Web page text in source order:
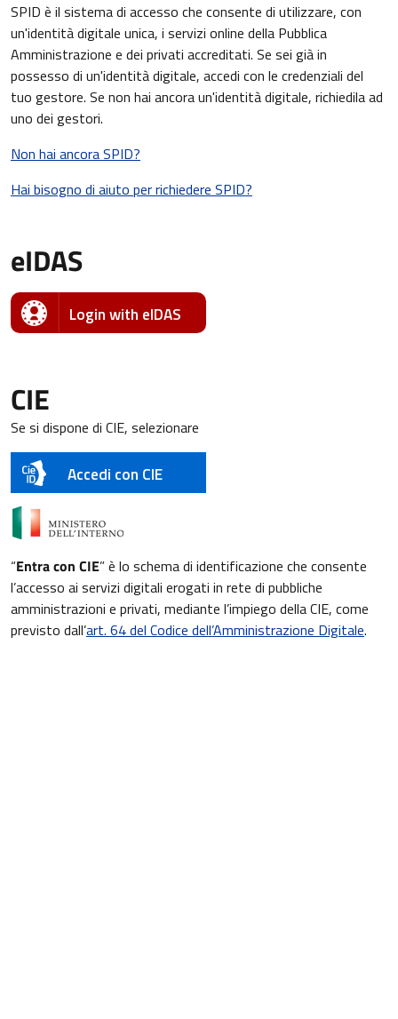
SPID è il sistema di accesso che consente di utilizzare, con
un'identità digitale unica, i servizi online della Pubblica
Amministrazione e dei privati accreditati. Se sei già in
possesso di un'identità digitale, accedi con le credenziali del
tuo gestore. Se non hai ancora un'identità digitale, richiedila ad
uno dei gestori.
Non hai ancora SPID?
Hai bisogno di aiuto per richiedere SPID?
eIDAS
Login with eIDAS
CIE
Se si dispone di CIE, selezionare
Accedi con CIE
“Entra con CIE” è lo schema di identificazione che consente
l’accesso ai servizi digitali erogati in rete di pubbliche
amministrazioni e privati, mediante l’impiego della CIE, come
previsto dall’art. 64 del Codice dell’Amministrazione Digitale.